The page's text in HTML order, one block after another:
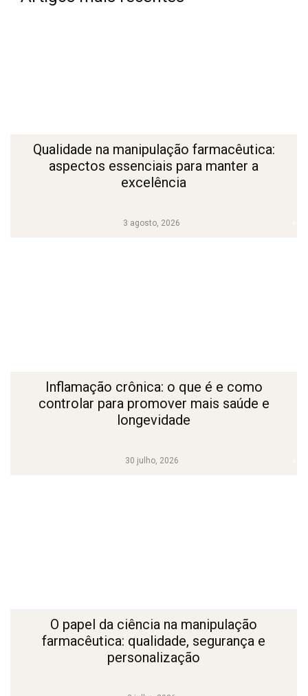
3 agosto, 2026
Qualidade na manipulação farmacêutica:
aspectos essenciais para manter a
excelência
30 julho, 2026
Inflamação crônica: o que é e como
controlar para promover mais saúde e
longevidade
O papel da ciência na manipulação
farmacêutica: qualidade, segurança e
personalização